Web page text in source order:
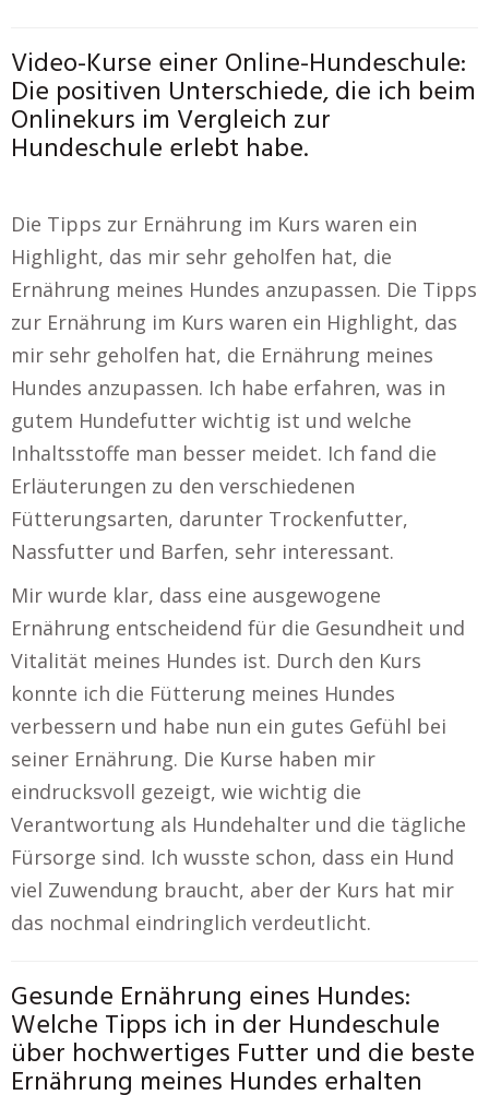
Video-Kurse einer Online-Hundeschule:
Die positiven Unterschiede, die ich beim
Onlinekurs im Vergleich zur
Hundeschule erlebt habe.
Die Tipps zur Ernährung im Kurs waren ein
Highlight, das mir sehr geholfen hat, die
Ernährung meines Hundes anzupassen. Die Tipps
zur Ernährung im Kurs waren ein Highlight, das
mir sehr geholfen hat, die Ernährung meines
Hundes anzupassen. Ich habe erfahren, was in
gutem Hundefutter wichtig ist und welche
Inhaltsstoffe man besser meidet. Ich fand die
Erläuterungen zu den verschiedenen
Fütterungsarten, darunter Trockenfutter,
Nassfutter und Barfen, sehr interessant.
Mir wurde klar, dass eine ausgewogene
Ernährung entscheidend für die Gesundheit und
Vitalität meines Hundes ist. Durch den Kurs
konnte ich die Fütterung meines Hundes
verbessern und habe nun ein gutes Gefühl bei
seiner Ernährung. Die Kurse haben mir
eindrucksvoll gezeigt, wie wichtig die
Verantwortung als Hundehalter und die tägliche
Fürsorge sind. Ich wusste schon, dass ein Hund
viel Zuwendung braucht, aber der Kurs hat mir
das nochmal eindringlich verdeutlicht.
Gesunde Ernährung eines Hundes:
Welche Tipps ich in der Hundeschule
über hochwertiges Futter und die beste
Ernährung meines Hundes erhalten